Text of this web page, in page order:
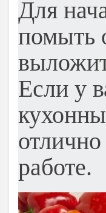
Для
помыть
Если у
работе.